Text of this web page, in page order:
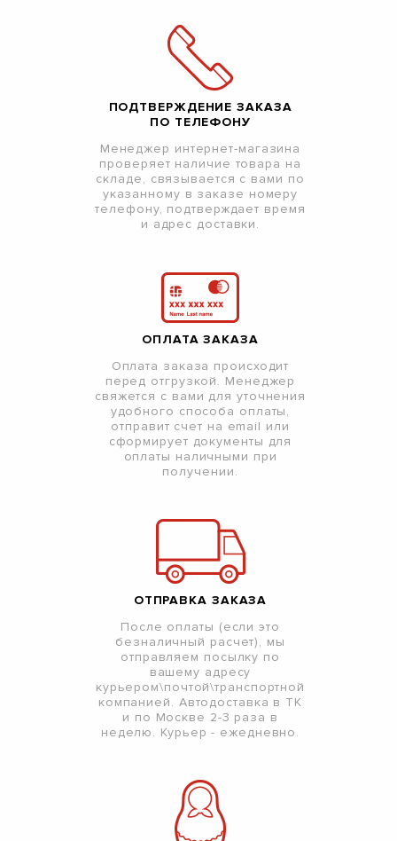
ПОДТВЕРЖДЕНИЕ ЗАКАЗА
ПО ТЕЛЕФОНУ
Менеджер интернет-магазина
проверяет наличие товара на
складе, связывается с вами по
указанному в заказе номеру
телефону, подтверждает время
и адрес доставки.
ОПЛАТА ЗАКАЗА
Оплата заказа происходит
перед отгрузкой. Менеджер
свяжется с вами для уточнения
удобного способа оплаты,
отправит счет на email или
сформирует документы для
оплаты наличными при
получении.
ОТПРАВКА ЗАКАЗА
После оплаты (если это
безналичный расчет), мы
отправляем посылку по
вашему адресу
курьером\почтой\транспортной
компанией. Автодоставка в ТК
и по Москве 2-3 раза в
неделю. Курьер - ежедневно.